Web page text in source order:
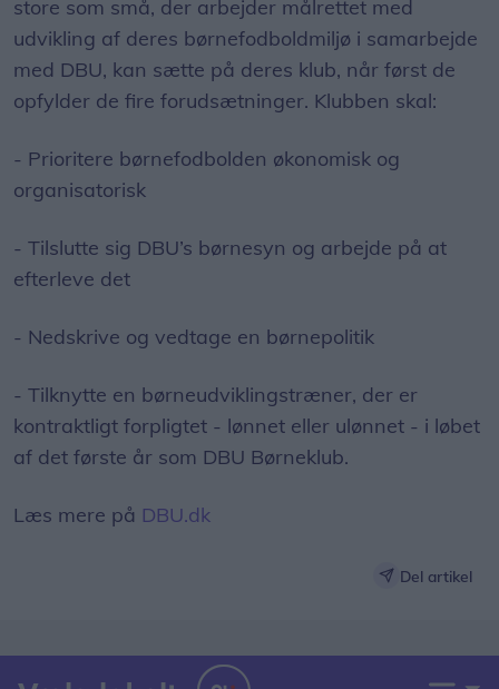
store som små, der arbejder målrettet med
udvikling af deres børnefodboldmiljø i samarbejde
med DBU, kan sætte på deres klub, når først de
opfylder de fire forudsætninger. Klubben skal:
- Prioritere børnefodbolden økonomisk og
organisatorisk
- Tilslutte sig DBU’s børnesyn og arbejde på at
efterleve det
- Nedskrive og vedtage en børnepolitik
- Tilknytte en børneudviklingstræner, der er
kontraktligt forpligtet - lønnet eller ulønnet - i løbet
af det første år som DBU Børneklub.
Læs mere på DBU.dk
Del artikel